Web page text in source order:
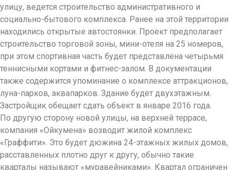
улицу, ведется строительство административного и
социально-бытового комплекса. Ранее на этой территории
находились открытые автостоянки. Проект предполагает
строительство торговой зоны, мини-отеля на 25 номеров,
при этом спортивная часть будет представлена четырьмя
теннисными кортами и фитнес-залом. В документации
также содержится упоминание о комплексе аттракционов,
луна-парков, аквапарков. Здание будет двухэтажным.
Застройщик обещает сдать объект в январе 2016 года.
По другую сторону новой улицы, на верхней террасе,
компания «Ойкумена» возводит жилой комплекс
«Граффити». Это будет дюжина 24-этажных жилых домов,
расставленных плотно друг к другу, обычно такие
кварталы называют «муравейниками». Квартал ограничен